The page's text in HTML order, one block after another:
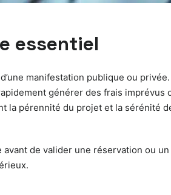
essentiel
manifestation publique ou
générer des frais imprévus
la pérennité du projet et la sérénité
de valider une réservation ou